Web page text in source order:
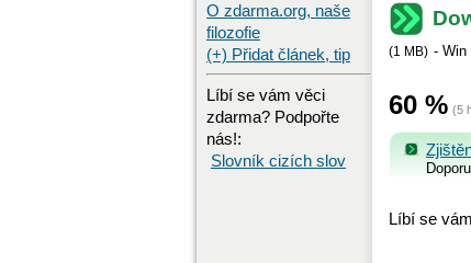
(1 MB) - Win
60 % (5
Líbí se
O zdarma.org, naše
filozofie
(+) Přidat článek, tip
Líbí se vám věci
zdarma? Podpořte
nás!:
Slovník cizích slov